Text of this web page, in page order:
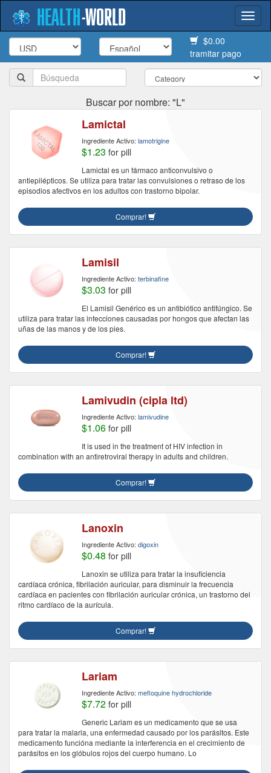
HEALTH-WORLD
$0.00
tramitar pago
Buscar por nombre: "L"
Lamictal
Ingrediente Activo: lamotrigine
$1.23 for pill
Lamictal es un fármaco anticonvulsivo o
antiepilépticos. Se utiliza para tratar las convulsiones o retraso de los
episodios afectivos en los adultos con trastorno bipolar.
Comprar!
Lamisil
Ingrediente Activo: terbinafine
$3.03 for pill
El Lamisil Genérico es un antibiótico antifúngico. Se
utiliza para tratar las infecciones causadas por hongos que afectan las
uñas de las manos y de los pies.
Comprar!
Lamivudin (cipla ltd)
Ingrediente Activo: lamivudine
$1.06 for pill
It is used in the treatment of HIV infection in
combination with an antiretroviral therapy in adults and children.
Comprar!
Lanoxin
Ingrediente Activo: digoxin
$0.48 for pill
Lanoxin se utiliza para tratar la insuficiencia
cardíaca crónica, fibrilación auricular, para disminuir la frecuencia
cardíaca en pacientes con fibrilación auricular crónica, un trastorno del
ritmo cardíaco de la aurícula.
Comprar!
Lariam
Ingrediente Activo: mefloquine hydrochloride
$7.72 for pill
Generic Lariam es un medicamento que se usa
para tratar la malaria, una enfermedad causado por los parásitos. Este
medicamento funcióna mediante la interferencia en el crecimiento de
parásitos en los glóbulos rojos del cuerpo humano. Lo